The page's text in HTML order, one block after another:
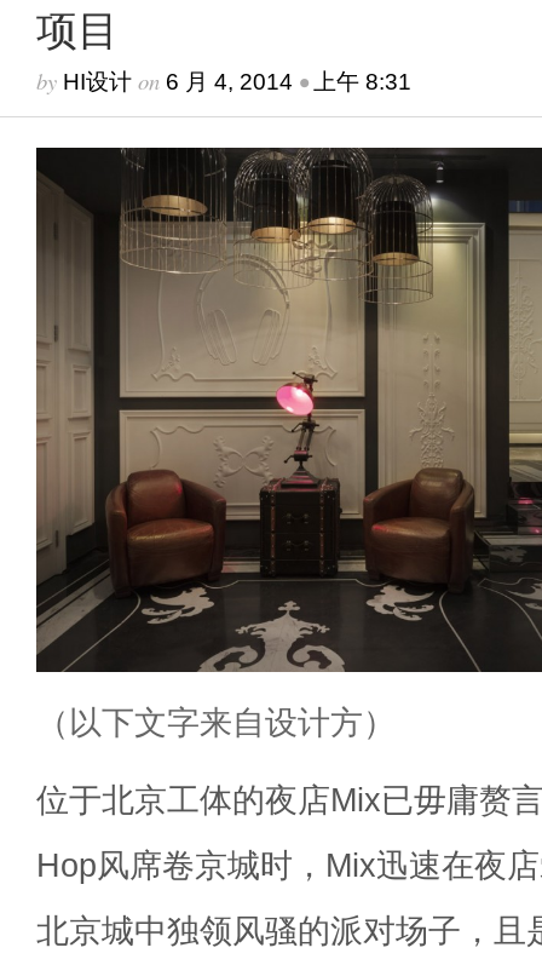
项目
by HI设计 on 6 月 4, 2014 • 上午 8:31
（以下文字来自设计方）
位于北京工体的夜店Mix已毋庸赘
Hop风席卷京城时，Mix迅速在夜
北京城中独领风骚的派对场子，且